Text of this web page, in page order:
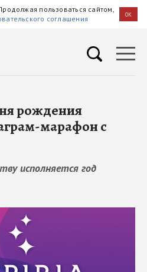
пользоваться сайтом,
соглашения OK
рождения
марафон с
исполняется год